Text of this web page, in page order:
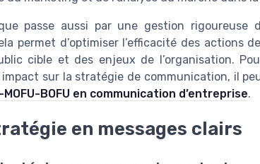
passe aussi par une gestion rigoureuse
permet d’optimiser l’efficacité des actions
cible et des enjeux de l’organisation.
sur la stratégie de communication, il
BOFU en communication d’entreprise.
en messages clairs